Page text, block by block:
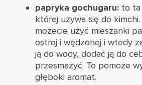
papryka gochugaru: to ta
której używa się do kimchi.
możecie użyć mieszanki
ostrej i wędzonej i wtedy
ją do wody, dodać ją do
przesmażyć. To pomoże
głęboki aromat.